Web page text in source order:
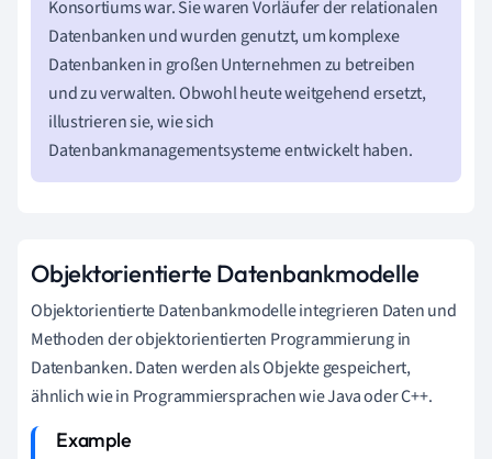
Konsortiums war. Sie waren Vorläufer der relationalen
Datenbanken und wurden genutzt, um komplexe
Datenbanken in großen Unternehmen zu betreiben
und zu verwalten. Obwohl heute weitgehend ersetzt,
illustrieren sie, wie sich
Datenbankmanagementsysteme entwickelt haben.
Objektorientierte Datenbankmodelle
Objektorientierte Datenbankmodelle integrieren Daten und
Methoden der objektorientierten Programmierung in
Datenbanken. Daten werden als Objekte gespeichert,
ähnlich wie in Programmiersprachen wie Java oder C++.